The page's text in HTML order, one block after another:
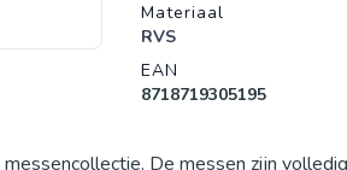
Materiaal
RVS
EAN
8718719305195
De messen zijn